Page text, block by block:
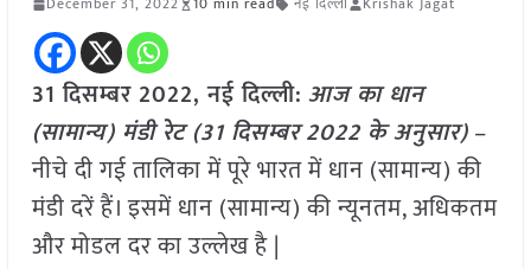
31 दिसम्बर 2022, नई दिल्ली: आज का धान
(सामान्य) मंडी रेट (31 दिसम्बर2022 के अनुसार)–
नीचे दी गई तालिका में पूरे भारत में धान (सामान्य) की
मंडी दरें हैं। इसमें धान (सामान्य) की न्यूनतम, अधिकतम
और मोडल दर का उल्लेख है |